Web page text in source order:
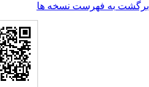
برگشت به فهرست نسخه ها